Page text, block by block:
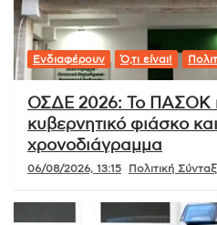
Ενδιαφέρουν Ό,τι είναι!
ΟΣΔΕ 2026: Το ΠΑΣΟΚ
κυβερνητικό φιάσκο
χρονοδιάγραμμα
06/08/2026, 13:15 Πολιτική